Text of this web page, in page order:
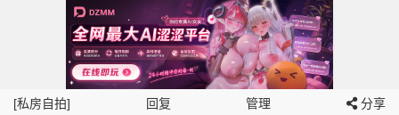
[私房自拍] 回复 管理 分享